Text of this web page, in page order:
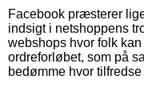
Facebook præsterer
indsigt i netshoppens
webshops hvor folk
ordreforløbet, som på
bedømme hvor